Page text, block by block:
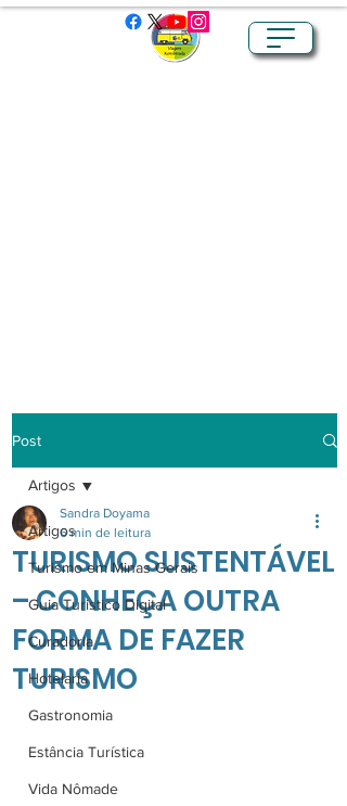
Post
Artigos
Turismo em Minas Gerais
Guia Turistico Digital
Curadoria
Hotelaria
Gastronomia
Estância Turística
Vida Nômade
Artigos
TURISMO SUSTENTÁVEL
– CONHEÇA OUTRA
FORMA DE FAZER
TURISMO
Sandra Doyama
6 min de leitura